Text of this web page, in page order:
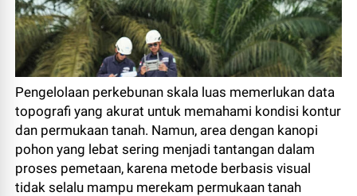
Pengelolaan perkebunan skala luas memerlukan data
topografi yang akurat untuk memahami kondisi kontur
dan permukaan tanah. Namun, area dengan kanopi
pohon yang lebat sering menjadi tantangan dalam
proses pemetaan, karena metode berbasis visual
tidak selalu mampu merekam permukaan tanah